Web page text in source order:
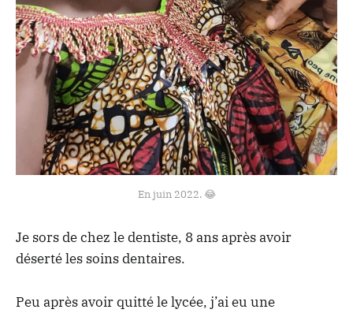
En juin 2022. 😂
Je sors de chez le dentiste, 8 ans après avoir
déserté les soins dentaires.
Peu après avoir quitté le lycée, j’ai eu une